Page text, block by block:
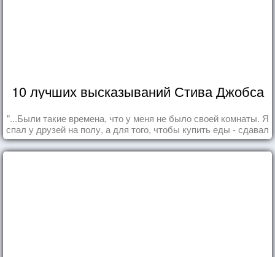
10 лучших высказываний Стива Джобса
"...Были такие времена, что у меня не было своей комнаты. Я
спал у друзей на полу, а для того, чтобы купить еды - сдавал
бутылки из под кока-колы"